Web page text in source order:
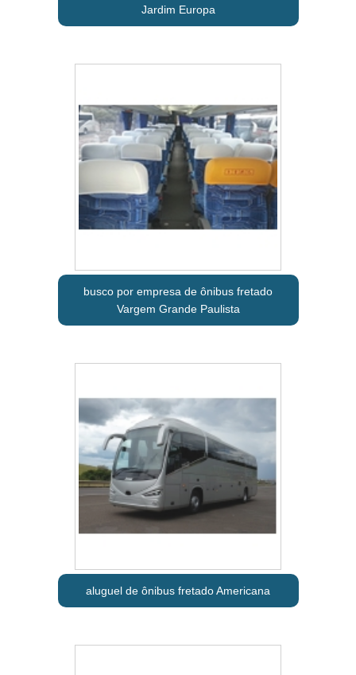
Jardim Europa
busco por empresa de ônibus fretado
Vargem Grande Paulista
aluguel de ônibus fretado Americana